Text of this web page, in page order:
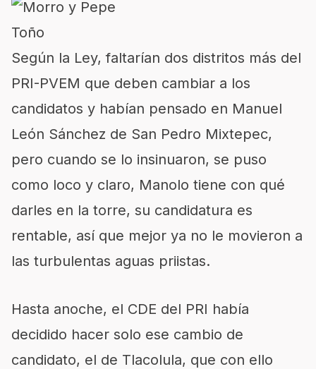
Según la Ley, faltarían dos distritos más del
PRI-PVEM que deben cambiar a los
candidatos y habían pensado en Manuel
León Sánchez de San Pedro Mixtepec,
pero cuando se lo insinuaron, se puso
como loco y claro, Manolo tiene con qué
darles en la torre, su candidatura es
rentable, así que mejor ya no le movieron a
las turbulentas aguas priistas.
Hasta anoche, el CDE del PRI había
decidido hacer solo ese cambio de
candidato, el de Tlacolula, que con ello